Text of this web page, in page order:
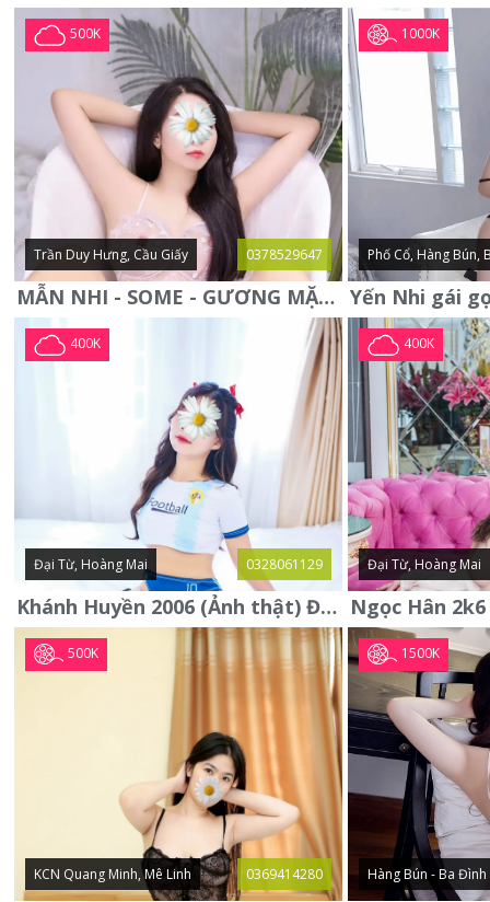
500K
Trần Duy Hưng, Cầu Giấy 0378529647
MẪN NHI - SOME - GƯƠNG MẶT XINH XẮN -CỰC CHIỀU KHÁCH
1000K
Phố Cổ, Hàng Bún,
400K
Đại Từ, Hoàng Mai 0328061129
Khánh Huyền 2006 (Ảnh thật) Đại từ - Hoàng Mai
400K
Đại Từ, Hoàng Mai
500K
KCN Quang Minh, Mê Linh 0369414280
1500K
Hàng Bún - Ba Đình